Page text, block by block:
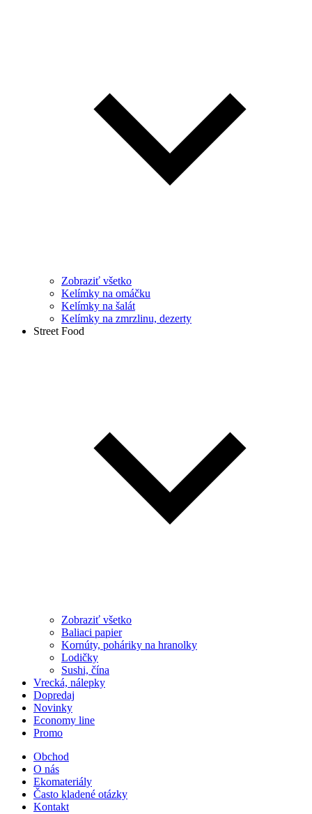
Zobraziť všetko
Kelímky na omáčku
Kelímky na šalát
Kelímky na zmrzlinu, dezerty
Street Food
Zobraziť všetko
Baliaci papier
Kornúty, poháriky na hranolky
Lodičky
Sushi, čína
Vrecká, nálepky
Dopredaj
Novinky
Economy line
Promo
Obchod
O nás
Ekomateriály
Často kladené otázky
Kontakt